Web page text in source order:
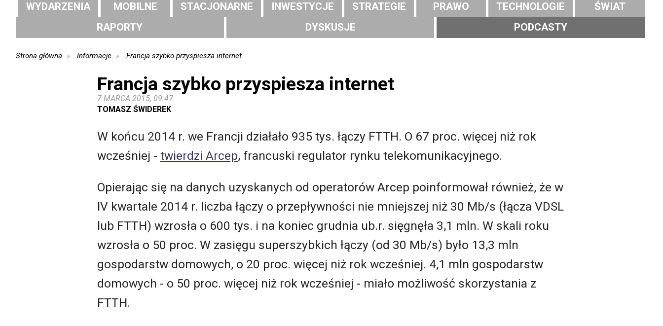
WYDARZENIA MOBILNE STACJONARNE INWESTYCJE STRATEGIE PRAWO TECHNOLOGIE
ŚWIAT
RAPORTY
DYSKUSJE PODCASTY
Strona główna Informacje Francja szybko przyspiesza internet
Francja szybko przyspiesza internet
7 MARCA 2015, 09:47
TOMASZ ŚWIDEREK
W końcu 2014 r. we Francji działało 935 tys. łączy FTTH. O 67 proc. więcej niż rok
wcześniej - twierdzi Arcep, francuski regulator rynku telekomunikacyjnego.
Opierając się na danych uzyskanych od operatorów Arcep poinformował również, że w
IV kwartale 2014 r. liczba łączy o przepływności nie mniejszej niż 30 Mb/s (łącza VDSL
lub FTTH) wzrosła o 600 tys. i na koniec grudnia ub.r. sięgnęła 3,1 mln. W skali roku
wzrosła o 50 proc. W zasięgu superszybkich łączy (od 30 Mb/s) było 13,3 mln
gospodarstw domowych, o 20 proc. więcej niż rok wcześniej. 4,1 mln gospodarstw
domowych - o 50 proc. więcej niż rok wcześniej - miało możliwość skorzystania z
FTTH.